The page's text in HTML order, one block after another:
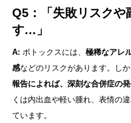
Q5：「失敗リスクや
す…」
A: ボトックスには、 極稀なアレ
感などのリスクがあります。し
報告によれば、深刻な合併症の
くは内出血や軽い腫れ、表情の
ています。